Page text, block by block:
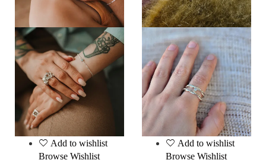
Add to wishlist
Browse Wishlist
Add to wishlist
Browse Wishlist